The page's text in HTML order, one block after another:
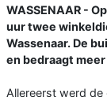
WASSENAAR -
uur twee
Wassenaar. De
en bedraagt
Allereerst werd